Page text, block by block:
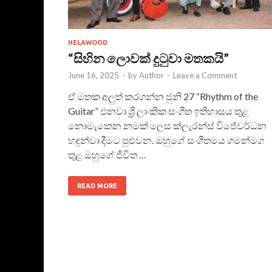
HELAWOOD
“සිහින ලොවක් දුටුවා මතකයි”
June 16, 2025 - byAuthor - Leave a Comment
ඒ මතක අලුත් කරගන්න ජුනි 27 “Rhythm of the
Guitar” එනවා ශ්‍රී ලාංකික සංගීත ඉතිහාසය තුළ
නොමැකෙන නමක් ලෙස ක්ලැරන්ස් විජේවර්ධන
හඳුන්වා දීමට පුළුවන. ඔහුගේ සංගීතමය ගමන්මග
තුළ ඔහුගේ ජීවිත …
READ MORE